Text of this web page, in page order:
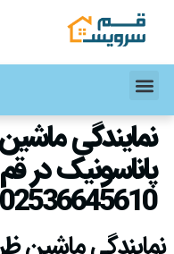
نمایندگی
02536645610